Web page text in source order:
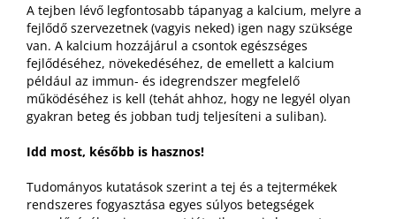
A tejben lévő legfontosabb tápanyag a kalcium, melyre a
fejlődő szervezetnek (vagyis neked) igen nagy szüksége
van. A kalcium hozzájárul a csontok egészséges
fejlődéséhez, növekedéséhez, de emellett a kalcium
például az immun- és idegrendszer megfelelő
működéséhez is kell (tehát ahhoz, hogy ne legyél olyan
gyakran beteg és jobban tudj teljesíteni a suliban).
Idd most, később is hasznos!
Tudományos kutatások szerint a tej és a tejtermékek
rendszeres fogyasztása egyes súlyos betegségek